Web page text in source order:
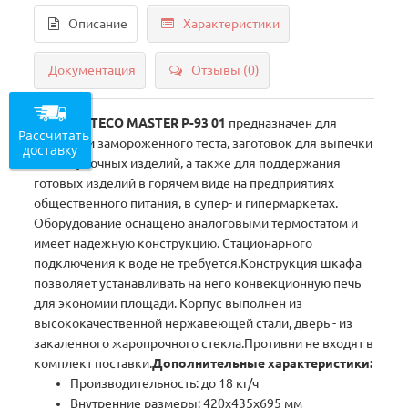
Описание Характеристики
Документация Отзывы (0)
Шкаф ENTECO MASTER Р-93 01 предназначен для
расстойки замороженного теста, заготовок для выпечки
хлебобулочных изделий, а также для поддержания
готовых изделий в горячем виде на предприятиях
общественного питания, в супер- и гипермаркетах.
Оборудование оснащено аналоговыми термостатом и
имеет надежную конструкцию. Стационарного
подключения к воде не требуется.Конструкция шкафа
позволяет устанавливать на него конвекционную печь
для экономии площади. Корпус выполнен из
высококачественной нержавеющей стали, дверь - из
закаленного жаропрочного стекла.Противни не входят в
комплект поставки.Дополнительные характеристики:
Производительность: до 18 кг/ч
Внутренние размеры: 420х435х695 мм
Рассчитать
доставку